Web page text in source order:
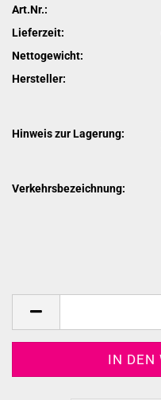
Art.Nr.:
Lieferzeit:
Nettogewicht:
Hersteller:
Hinweis zur Lagerung:
Verkehrsbezeichnung: